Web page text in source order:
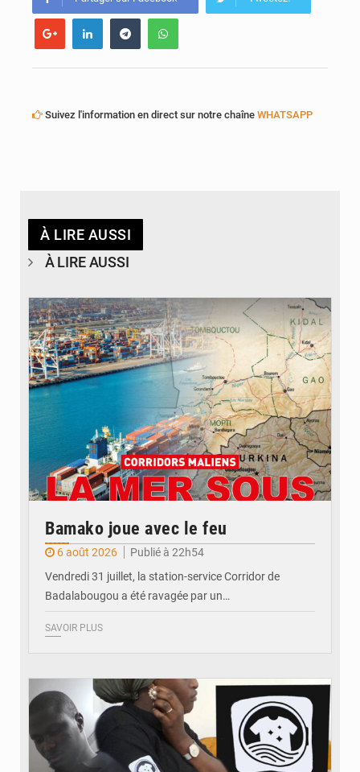
Suivez l'information en direct sur notre chaîne WHATSAPP
À LIRE AUSSI
À LIRE AUSSI
© JDM
Bamako joue avec le feu
6 août 2026
Publié à 22h54
Vendredi 31 juillet, la station-service Corridor de
Badalabougou a été ravagée par un…
SAVOIR PLUS